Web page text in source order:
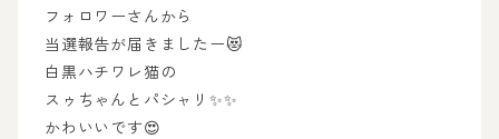
フォロワーさんから
当選報告が届きましたー😻
白黒ハチワレ猫の
スゥちゃんとパシャリ✨✨
かわいいです😍